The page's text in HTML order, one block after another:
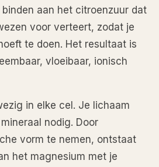
aan het citroenzuur dat
voor verteert, zodat je
te doen. Het resultaat is
vloeibaar, ionisch
in elke cel. Je lichaam
nodig. Door
vorm te nemen, ontstaat
het magnesium met je